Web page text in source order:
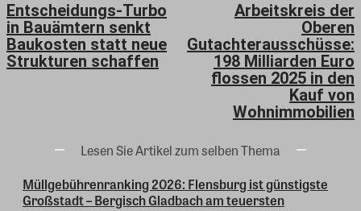
Entscheidungs-Turbo
in Bauämtern senkt
Baukosten statt neue
Strukturen schaffen
Arbeitskreis der
Oberen
Gutachterausschüsse:
198 Milliarden Euro
flossen 2025 in den
Kauf von
Wohnimmobilien
Lesen Sie Artikel zum selben Thema
Müllgebührenranking 2026: Flensburg ist günstigste
Großstadt – Bergisch Gladbach am teuersten